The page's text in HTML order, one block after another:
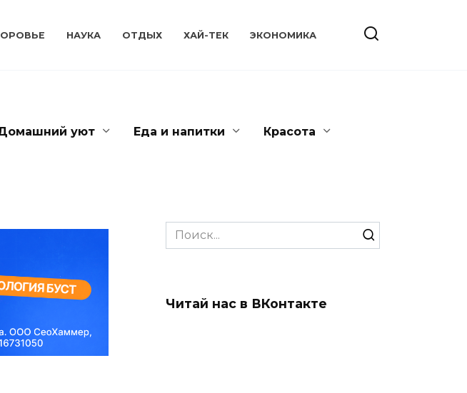
НАУКА ОТДЫХ ХАЙ-ТЕК ЭКОНОМИКА
уют Еда и напитки Красота
Search
for:
Читай нас в ВКонтакте